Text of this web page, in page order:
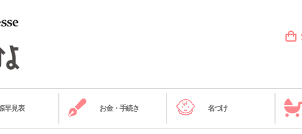
早見表 お金・手続き 名づけ